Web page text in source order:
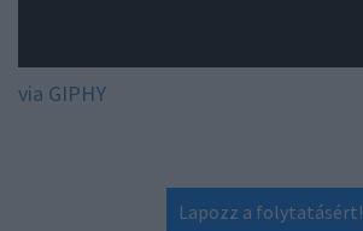
via GIPHY
Lapozz a folytatásért!